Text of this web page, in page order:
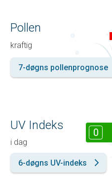
Pollen
kraftig
7-døgns pollenprognose
UV Indeks
i dag
0
6-døgns UV-indeks